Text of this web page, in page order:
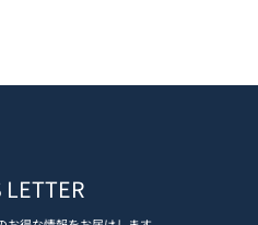
LETTER